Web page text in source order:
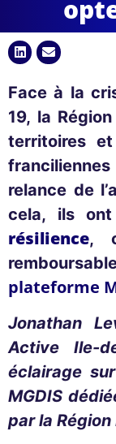
Face à la
19, la
territoires
relance de
cela, ils
résilience,
plateforme
Jonathan
Active Ile-
éclairage
MGDIS
par la